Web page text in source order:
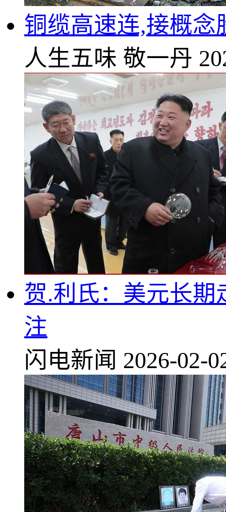
铜缆高速连,接概念
人生五味 敬一丹
贺.利氏：美元长期
注
闪电新闻 2026-02-